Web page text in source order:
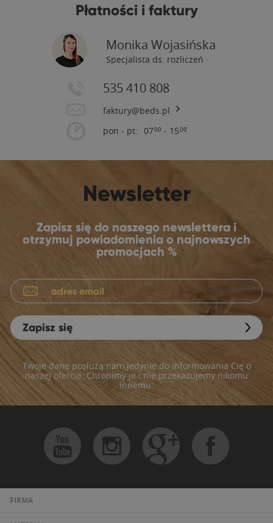
Płatności i faktury
Monika Wojasińska
Specjalista ds. rozliczeń
535 410 808
faktury@beds.pl
pon - pt: 0700 - 1500
Newsletter
Zapisz się do naszego newslettera i
otrzymuj powiadomienia o najnowszych
promocjach %
Zapisz się
Twoje dane posłużą nam jedynie do informowania Cię o
naszej ofercie. Chronimy je i nie przekazujemy nikomu
innemu.
FIRMA